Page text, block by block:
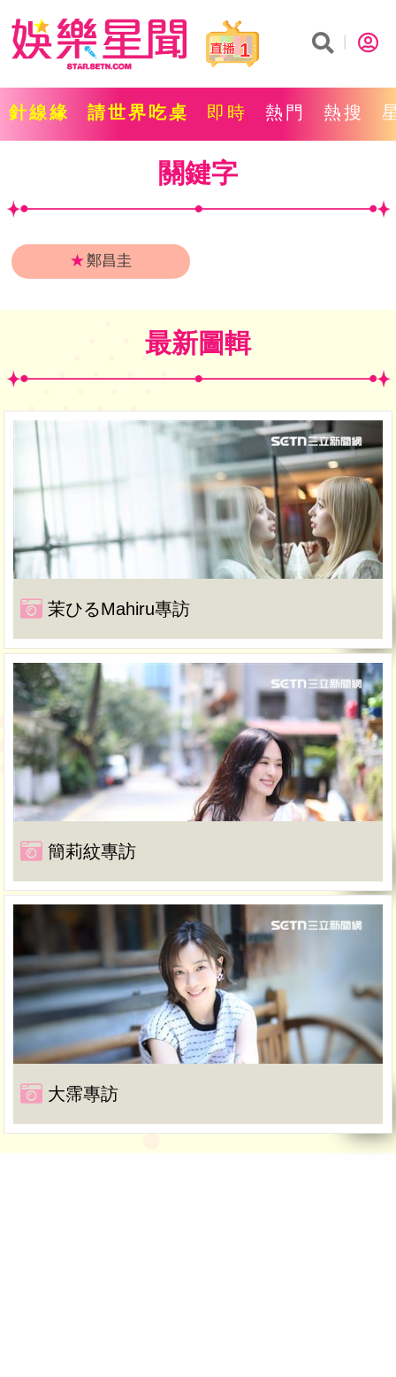
1
針線緣 請世界吃桌 即時 熱門 熱搜
關鍵字
★鄭昌圭
最新圖輯
茉ひるMahiru專訪
簡莉紋專訪
大霈專訪